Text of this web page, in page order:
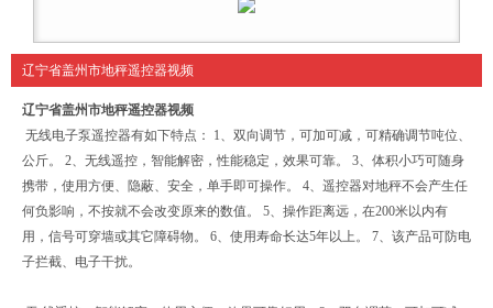
辽宁省盖州市地秤遥控器视频
辽宁省盖州市地秤遥控器视频
无线电子泵遥控器有如下特点： 1、双向调节，可加可减，可精确调节吨位、
公斤。 2、无线遥控，智能解密，性能稳定，效果可靠。 3、体积小巧可随身
携带，使用方便、隐蔽、安全，单手即可操作。 4、遥控器对地秤不会产生任
何负影响，不按就不会改变原来的数值。 5、操作距离远，在200米以内有
用，信号可穿墙或其它障碍物。 6、使用寿命长达5年以上。 7、该产品可防电
子拦截、电子干扰。